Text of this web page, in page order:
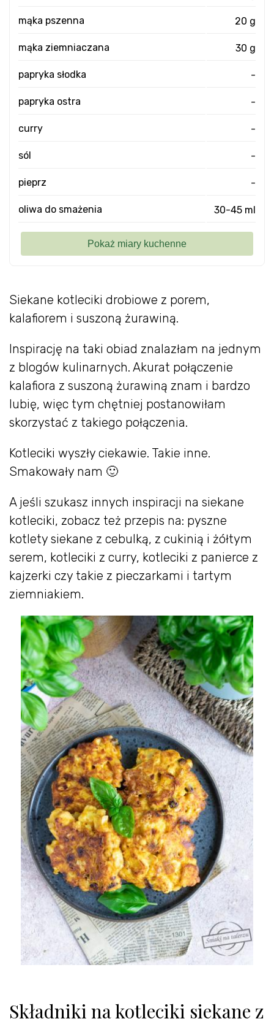
Siekane kotleciki drobiowe z porem,
kalafiorem i suszoną żurawiną.
Inspirację na taki obiad znalazłam na jednym
z blogów kulinarnych. Akurat połączenie
kalafiora z suszoną żurawiną znam i bardzo
lubię, więc tym chętniej postanowiłam
skorzystać z takiego połączenia.
Kotleciki wyszły ciekawie. Takie inne.
Smakowały nam 🙂
A jeśli szukasz innych inspiracji na siekane
kotleciki, zobacz też przepis na: pyszne
kotlety siekane z cebulką, z cukinią i żółtym
serem, kotleciki z curry, kotleciki z panierce z
kajzerki czy takie z pieczarkami i tartym
ziemniakiem.
Składniki na kotleciki siekane z
mąka pszenna 20 g
mąka ziemniaczana 30 g
papryka słodka -
papryka ostra -
curry -
sól -
pieprz -
oliwa do smażenia 30-45 ml